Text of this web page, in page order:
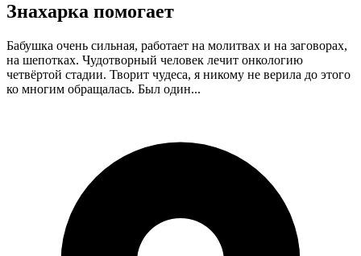
Знахарка помогает
Бабушка очень сильная, работает на молитвах и на заговорах,
на шепотках. Чудотворный человек лечит онкологию
четвёртой стадии. Творит чудеса, я никому не верила до этого
ко многим обращалась. Был один...